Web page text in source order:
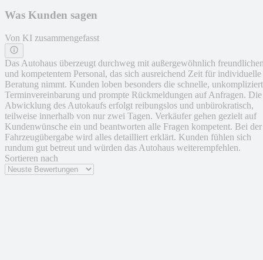
Was Kunden sagen
Von KI zusammengefasst
Das Autohaus überzeugt durchweg mit außergewöhnlich
und kompetentem Personal, das sich ausreichend Zeit für individuelle
Beratung nimmt. Kunden loben besonders die schnelle,
Terminvereinbarung und prompte Rückmeldungen auf Anfragen. Die
Abwicklung des Autokaufs erfolgt reibungslos und unbürokratisch,
teilweise innerhalb von nur zwei Tagen. Verkäufer gehen gezielt auf
Kundenwünsche ein und beantworten alle Fragen kompetent. Bei der
Fahrzeugübergabe wird alles detailliert erklärt. Kunden fühlen sich
rundum gut betreut und würden das Autohaus weiterempfehlen.
Sortieren nach